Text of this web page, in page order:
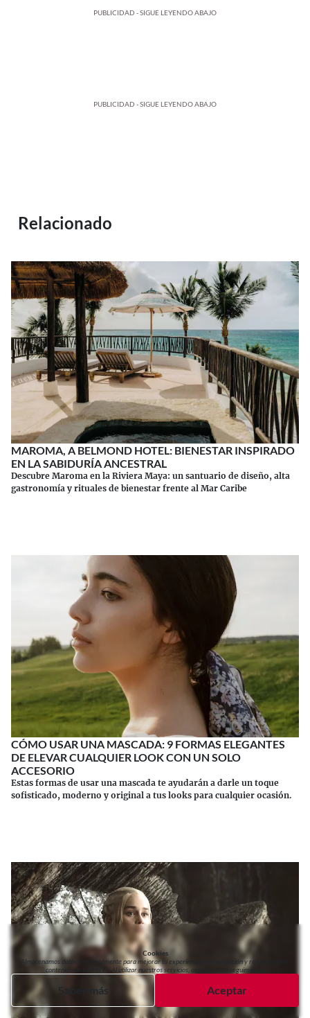
PUBLICIDAD - SIGUE LEYENDO ABAJO
PUBLICIDAD - SIGUE LEYENDO ABAJO
Relacionado
MAROMA, A BELMOND HOTEL: BIENESTAR INSPIRADO
EN LA SABIDURÍA ANCESTRAL
Descubre Maroma en la Riviera Maya: un santuario de diseño, alta
gastronomía y rituales de bienestar frente al Mar Caribe
CÓMO USAR UNA MASCADA: 9 FORMAS ELEGANTES
DE ELEVAR CUALQUIER LOOK CON UN SOLO
ACCESORIO
Estas formas de usar una mascada te ayudarán a darle un toque
sofisticado, moderno y original a tus looks para cualquier ocasión.
Cookies
Almacenamos datos temporalmente para mejorar tu experiencia de navegación y recomendarte
contenido de tu interés. Al utilizar nuestros servicios, aceptas dicho seguimiento.
Saber más Aceptar